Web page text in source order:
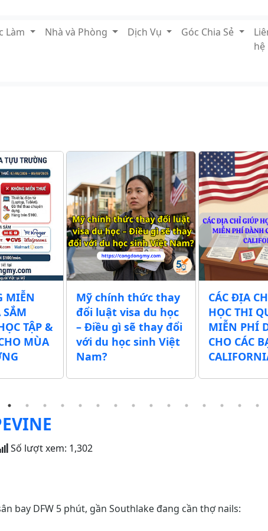
Làm Nhà và Phòng Dịch Vụ Góc Chia Sẻ
hệ
TẬP &
MÙA
Mỹ chính thức thay
đổi luật visa du học
– Điều gì sẽ thay đổi
với du học sinh Việt
Nam?
CÁC ĐỊA CHỈ
HỌC THI
MIỄN PHÍ
CHO CÁC BẠN
CALIFORNIA
Số lượt xem: 1,302
bay DFW 5 phút, gần Southlake đang cần thợ nails: